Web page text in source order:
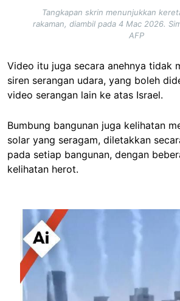
Tangkapan skrin menunjukkan
rakaman, diambil pada 4 Mac 2026.
AFP
Video itu juga secara anehnya tidak
siren serangan udara, yang boleh
video serangan lain ke atas Israel.
Bumbung bangunan juga kelihatan
solar yang seragam, diletakkan
pada setiap bangunan, dengan
kelihatan herot.